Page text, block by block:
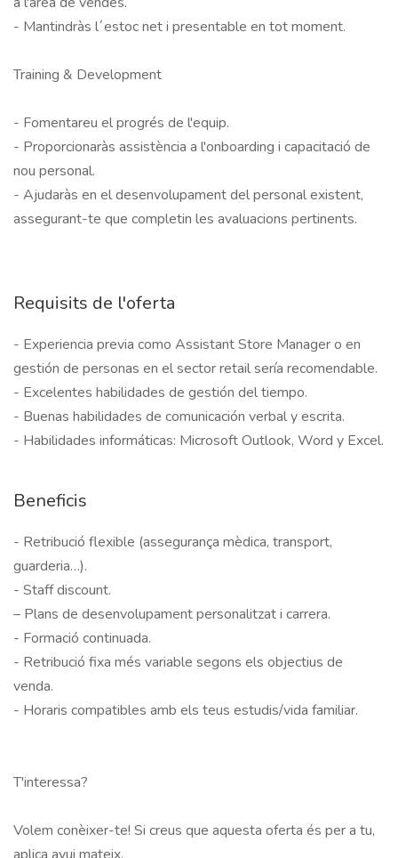
- Mantindràs l´estoc net i presentable en tot moment.
Training & Development
- Fomentareu el progrés de l'equip.
- Proporcionaràs assistència a l'onboarding i capacitació de
nou personal.
- Ajudaràs en el desenvolupament del personal existent,
assegurant-te que completin les avaluacions pertinents.
Requisits de l'oferta
- Experiencia previa como Assistant Store Manager o en
gestión de personas en el sector retail sería recomendable.
- Excelentes habilidades de gestión del tiempo.
- Buenas habilidades de comunicación verbal y escrita.
- Habilidades informáticas: Microsoft Outlook, Word y Excel.
Beneficis
- Retribució flexible (assegurança mèdica, transport,
guarderia…).
- Staff discount.
– Plans de desenvolupament personalitzat i carrera.
- Formació continuada.
- Retribució fixa més variable segons els objectius de
venda.
- Horaris compatibles amb els teus estudis/vida familiar.
T'interessa?
Volem conèixer-te! Si creus que aquesta oferta és per a tu,